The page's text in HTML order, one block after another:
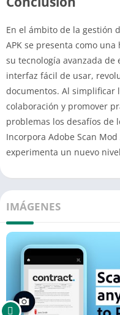
En el ámbito de la gestión
APK se presenta como
su tecnología avanzada de
interfaz fácil de usar,
documentos. Al simplificar
colaboración y promover
problemas los desafíos de
Incorpora Adobe Scan
experimenta un nuevo
IMÁGENES